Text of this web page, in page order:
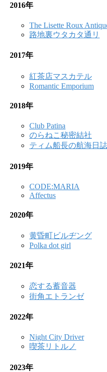
2016年
The Lisette Roux
路地裏ウタカタ通リ
2017年
紅茶店マスカテル
Romantic Emporium
2018年
Club Patina
のらねこ秘密結社
ティム船長の航海日
2019年
CODE:MARIA
Affectus
2020年
黄昏町ビルヂング
Polka dot girl
2021年
恋する蓄音器
街角エトランゼ
2022年
Night City Driver
喫茶リトルノ
2023年